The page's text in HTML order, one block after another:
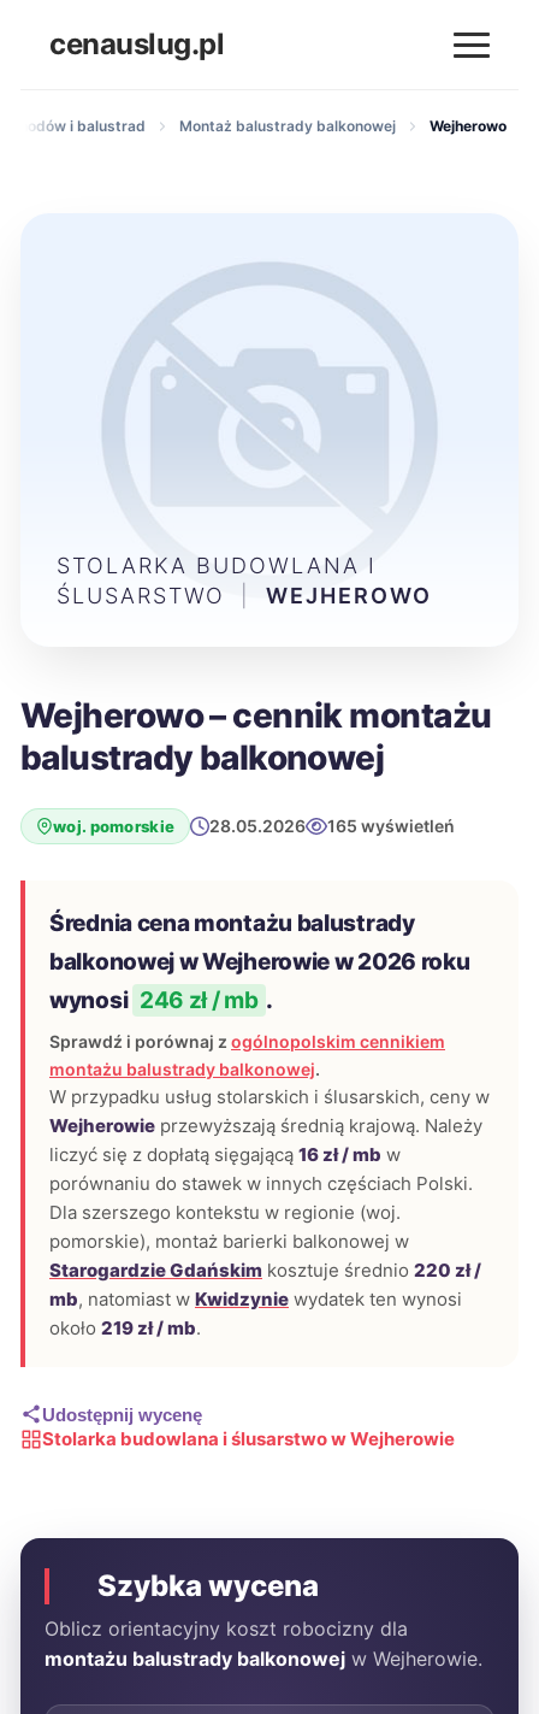
cenauslug.pl
i balustrad Montaż balustrady balkonowej Wejherowo
Wejherowo – cennik montażu
balustrady balkonowej
woj. pomorskie 28.05.2026 165 wyświetleń
Średnia cena montażu balustrady
balkonowej w Wejherowie w 2026 roku
wynosi 246 zł / mb .
Sprawdź i porównaj z ogólnopolskim cennikiem
montażu balustrady balkonowej.
W przypadku usług stolarskich i ślusarskich, ceny w
Wejherowie przewyższają średnią krajową. Należy
liczyć się z dopłatą sięgającą 16 zł / mb w
porównaniu do stawek w innych częściach Polski.
Dla szerszego kontekstu w regionie (woj.
pomorskie), montaż barierki balkonowej w
Starogardzie Gdańskim kosztuje średnio 220 zł /
mb, natomiast w Kwidzynie wydatek ten wynosi
około 219 zł / mb.
Udostępnij wycenę
Stolarka budowlana i ślusarstwo w Wejherowie
STOLARKA BUDOWLANA I
ŚLUSARSTWO
WEJHEROWO
Szybka wycena
Oblicz orientacyjny koszt robocizny dla
montażu balustrady balkonowej w Wejherowie.